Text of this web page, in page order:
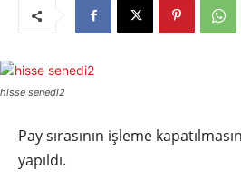
hisse senedi2
Pay sırasının işleme
yapıldı.